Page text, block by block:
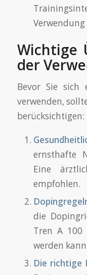
Verwendung
Wichtige
der
Bevor Sie sich
verwenden,
berücksichtigen:
ernsthafte
Eine
empfohlen.
die
Tren A 100
werden
Die richtige